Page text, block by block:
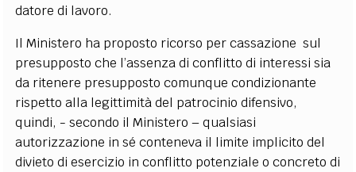
datore di lavoro.
Il Ministero ha proposto ricorso per cassazione sul
presupposto che l’assenza di conflitto di interessi sia
da ritenere presupposto comunque condizionante
rispetto alla legittimità del patrocinio difensivo,
quindi, - secondo il Ministero – qualsiasi
autorizzazione in sé conteneva il limite implicito del
divieto di esercizio in conflitto potenziale o concreto di